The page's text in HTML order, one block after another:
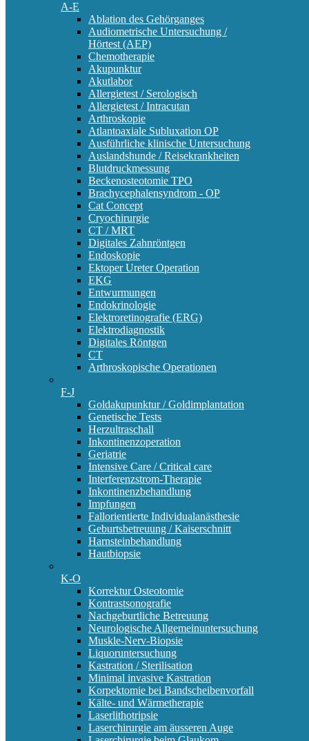
A-E
Ablation des Gehörganges
Audiometrische Untersuchung /
Hörtest (AEP)
Chemotherapie
Akupunktur
Akutlabor
Allergietest / Serologisch
Allergietest / Intracutan
Arthroskopie
Atlantoaxiale Subluxation OP
Ausführliche klinische Untersuchung
Auslandshunde / Reisekrankheiten
Blutdruckmessung
Beckenosteotomie TPO
Brachycephalensyndrom - OP
Cat Concept
Cryochirurgie
CT / MRT
Digitales Zahnröntgen
Endoskopie
Ektoper Ureter Operation
EKG
Entwurmungen
Endokrinologie
Elektroretinografie (ERG)
Elektrodiagnostik
Digitales Röntgen
CT
Arthroskopische Operationen
F-J
Goldakupunktur / Goldimplantation
Genetische Tests
Herzultraschall
Inkontinenzoperation
Geriatrie
Intensive Care / Critical care
Interferenzstrom-Therapie
Inkontinenzbehandlung
Impfungen
Fallorientierte Individualanästhesie
Geburtsbetreuung / Kaiserschnitt
Harnsteinbehandlung
Hautbiopsie
K-O
Korrektur Osteotomie
Kontrastsonografie
Nachgeburtliche Betreuung
Neurologische Allgemeinuntersuchung
Muskle-Nerv-Biopsie
Liquoruntersuchung
Kastration / Sterilisation
Minimal invasive Kastration
Korpektomie bei Bandscheibenvorfall
Kälte- und Wärmetherapie
Laserlithotripsie
Laserchirurgie am äusseren Auge